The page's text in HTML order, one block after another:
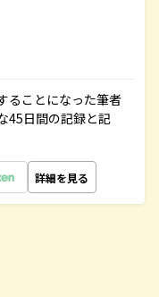
ることになった筆者
45日間の記録と記
詳細を見る